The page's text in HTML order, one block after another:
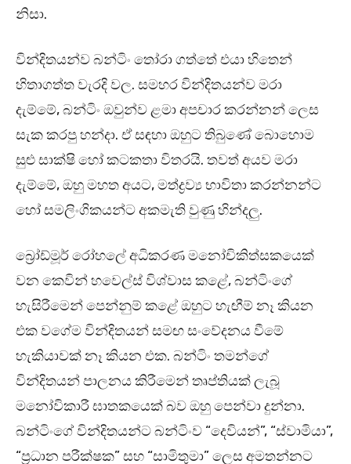
නිසා.
වින්දිතයන්ව බන්ටිං තෝරා ගත්තේ එයා හිතෙන්
හිතාගත්ත වැරදි වල. සමහර වින්දිතයන්ව මරා
දැම්මේ, බන්ටිං ඔවුන්ව ළමා අපචාර කරන්නන් ලෙස
සැක කරපු හන්දා. ඒ සඳහා ඔහුට තිබුණේ බොහොම
සුළු සාක්ෂි හෝ කටකතා විතරයි. තවත් අයව මරා
දැම්මේ, ඔහු මහත අයට, මත්ද්‍රව්‍ය භාවිතා කරන්නන්ට
හෝ සමලිංගිකයන්ට අකමැති වුණු හින්දලු.
බ්‍රෝඩ්මූර් රෝහලේ අධිකරණ මනෝචිකිත්සකයෙක්
වන කෙවින් හවෙල්ස් විශ්වාස කළේ, බන්ටිංගේ
හැසිරීමෙන් පෙන්නුම් කළේ ඔහුට හැඟීම් නෑ කියන
එක වගේම වින්දිතයන් සමඟ සංවේදනය වීමේ
හැකියාවක් නෑ කියන එක. බන්ටිං තමන්ගේ
වින්දිතයන් පාලනය කිරීමෙන් තෘප්තියක් ලැබූ
මනෝවිකාරී ඝාතකයෙක් බව ඔහු පෙන්වා දුන්නා.
බන්ටිංගේ වින්දිතයන්ට බන්ටිංව “දෙවියන්”, “ස්වාමියා”,
“ප්‍රධාන පරීක්ෂක” සහ “සාමිතුමා” ලෙස අමතන්නට